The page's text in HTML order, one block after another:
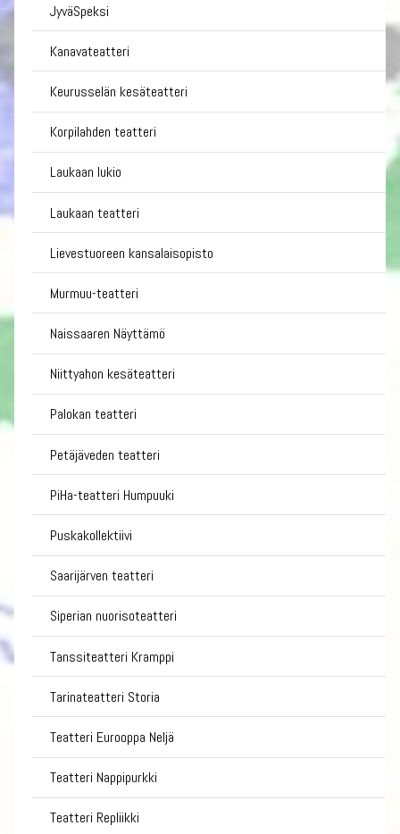
JyväSpeksi
Kanavateatteri
Keurusselän kesäteatteri
Korpilahden teatteri
Laukaan lukio
Laukaan teatteri
Lievestuoreen kansalaisopisto
Murmuu-teatteri
Naissaaren Näyttämö
Niittyahon kesäteatteri
Palokan teatteri
Petäjäveden teatteri
PiHa-teatteri Humpuuki
Puskakollektiivi
Saarijärven teatteri
Siperian nuorisoteatteri
Tanssiteatteri Kramppi
Tarinateatteri Storia
Teatteri Eurooppa Neljä
Teatteri Nappipurkki
Teatteri Repliikki